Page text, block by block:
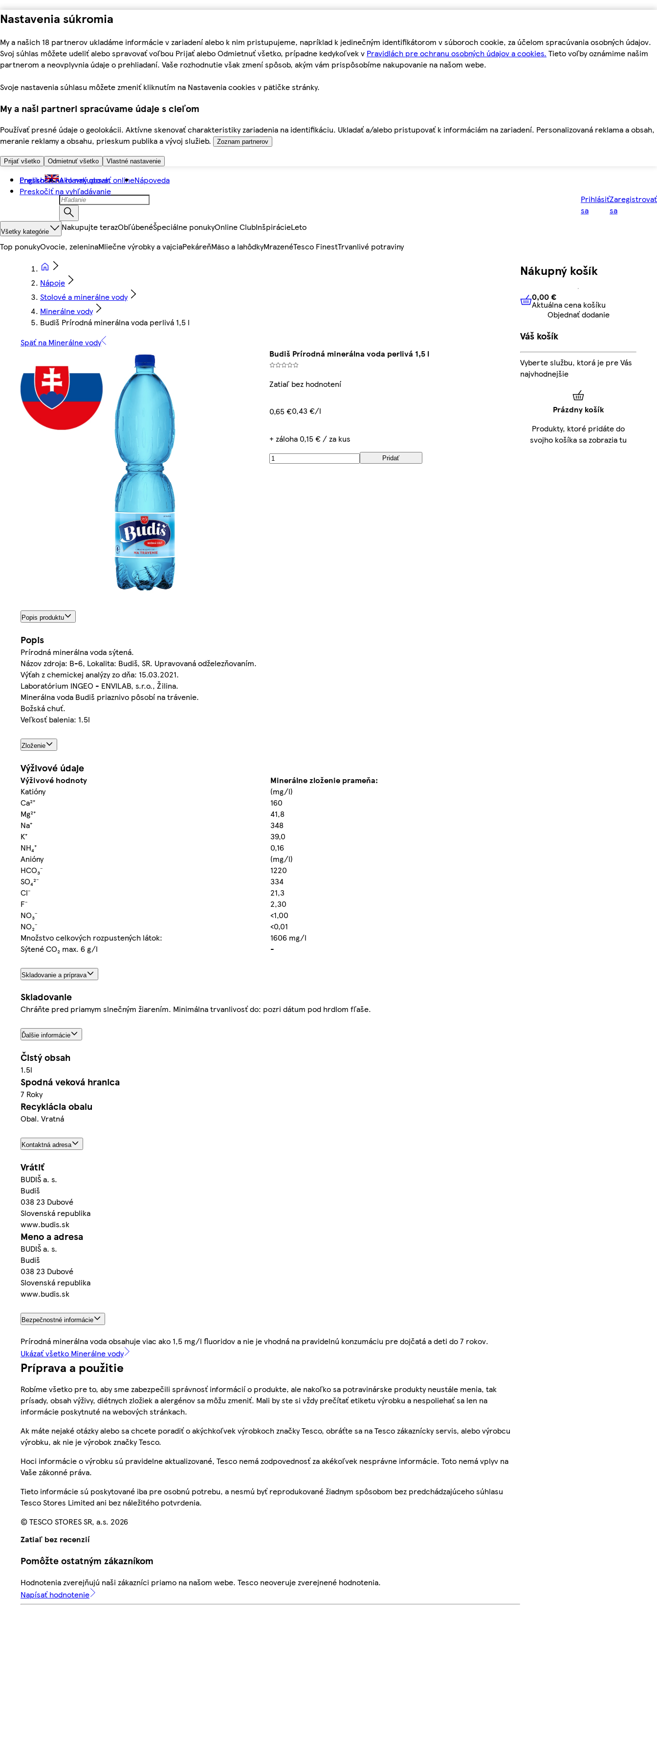
Nastavenia súkromia
My a našich 18 partnerov ukladáme informácie v zariadení alebo k nim pristupujeme, napríklad k jedinečným identifikátorom v súboroch cookie, za účelom spracúvania osobných údajov.
Svoj súhlas môžete udeliť alebo spravovať voľbou Prijať alebo Odmietnuť všetko, prípadne kedykoľvek v Pravidlách pre ochranu osobných údajov a cookies. Tieto voľby oznámime našim
partnerom a neovplyvnia údaje o prehliadaní. Vaše rozhodnutie však zmení spôsob, akým vám prispôsobíme nakupovanie na našom webe.
Svoje nastavenia súhlasu môžete zmeniť kliknutím na Nastavenia cookies v pätičke stránky.
My a naši partneri spracúvame údaje s cieľom
Používať presné údaje o geolokácii. Aktívne skenovať charakteristiky zariadenia na identifikáciu. Ukladať a/alebo pristupovať k informáciám na zariadení. Personalizovaná reklama a obsah,
meranie reklamy a obsahu, prieskum publika a vývoj služieb.
Zoznam partnerov
Prijať všetko Odmietnuť všetko Vlastné nastavenie
Preskočiť na hlavný obsah
Preskočiť na vyhľadávanie
English Ako nakupovať onlineNápoveda
Prihlásiť
sa
Zaregistrovať
sa
Všetky kategórie Nakupujte terazObľúbenéŠpeciálne ponukyOnline ClubInšpirácieLeto
Top ponukyOvocie, zeleninaMliečne výrobky a vajciaPekáreňMäso a lahôdkyMrazenéTesco FinestTrvanlivé potraviny
Nápoje
Stolové a minerálne vody
Minerálne vody
Budiš Prírodná minerálna voda perlivá 1,5 l
Späť na Minerálne vody
Budiš Prírodná minerálna voda perlivá 1,5 l
Zatiaľ bez hodnotení
0,65 €0,43 €/l
+ záloha 0,15 € / za kus
Pridať
Popis produktu
Popis
Prírodná minerálna voda sýtená.
Názov zdroja: B-6, Lokalita: Budiš, SR. Upravovaná odželezňovaním.
Výťah z chemickej analýzy zo dňa: 15.03.2021.
Laboratórium INGEO - ENVILAB, s.r.o., Žilina.
Minerálna voda Budiš priaznivo pôsobí na trávenie.
Božská chuť.
Veľkosť balenia: 1.5l
Zloženie
Výživové údaje
Výživové hodnoty
Minerálne zloženie prameňa:
Katióny
(mg/l)
Ca²⁺
160
Mg²⁺
41,8
Na⁺
348
K⁺
39,0
NH₄⁺
0,16
Anióny
(mg/l)
HCO₃⁻
1220
SO₄²⁻
334
Cl⁻
21,3
F⁻
2,30
NO₃⁻
<1,00
NO₂⁻
<0,01
Množstvo celkových rozpustených látok:
1606 mg/l
Sýtené CO₂ max. 6 g/l
-
Skladovanie a príprava
Skladovanie
Chráňte pred priamym slnečným žiarením. Minimálna trvanlivosť do: pozri dátum pod hrdlom fľaše.
Ďalšie informácie
Čistý obsah
1.5l
Spodná veková hranica
7 Roky
Recyklácia obalu
Obal. Vratná
Kontaktná adresa
Vrátiť
BUDIŠ a. s.
Budiš
038 23 Dubové
Slovenská republika
www.budis.sk
Meno a adresa
BUDIŠ a. s.
Budiš
038 23 Dubové
Slovenská republika
www.budis.sk
Bezpečnostné informácie
Prírodná minerálna voda obsahuje viac ako 1,5 mg/l fluoridov a nie je vhodná na pravidelnú konzumáciu pre dojčatá a deti do 7 rokov.
Ukázať všetko Minerálne vody
Príprava a použitie
Robíme všetko pre to, aby sme zabezpečili správnosť informácií o produkte, ale nakoľko sa potravinárske produkty neustále menia, tak
prísady, obsah výživy, diétnych zložiek a alergénov sa môžu zmeniť. Mali by ste si vždy prečítať etiketu výrobku a nespoliehať sa len na
informácie poskytnuté na webových stránkach.
Ak máte nejaké otázky alebo sa chcete poradiť o akýchkoľvek výrobkoch značky Tesco, obráťte sa na Tesco zákaznícky servis, alebo výrobcu
výrobku, ak nie je výrobok značky Tesco.
Hoci informácie o výrobku sú pravidelne aktualizované, Tesco nemá zodpovednosť za akékoľvek nesprávne informácie. Toto nemá vplyv na
Vaše zákonné práva.
Tieto informácie sú poskytované iba pre osobnú potrebu, a nesmú byť reprodukované žiadnym spôsobom bez predchádzajúceho súhlasu
Tesco Stores Limited ani bez náležitého potvrdenia.
© TESCO STORES SR, a.s. 2026
Zatiaľ bez recenzií
Pomôžte ostatným zákazníkom
Hodnotenia zverejňujú naši zákazníci priamo na našom webe. Tesco neoveruje zverejnené hodnotenia.
Napísať hodnotenie
Nákupný košík
0,00 € Aktuálna cena košíku
0,00 €
Aktuálna cena košíku
Objednať dodanie
Váš košík
Vyberte službu, ktorá je pre Vás
najvhodnejšie
Prázdny košík
Produkty, ktoré pridáte do
svojho košíka sa zobrazia tu